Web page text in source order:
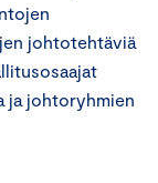
johtotehtäviä
ja johtoryhmien